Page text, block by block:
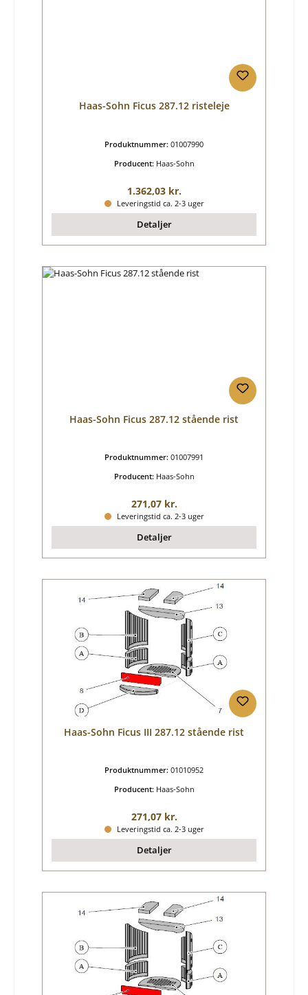
Haas-Sohn Ficus 287.12 risteleje
Produktnummer: 01007990
Producent: Haas-Sohn
Almindelig pris:
1.362,03 kr.
Leveringstid ca. 2-3 uger
Detaljer
Haas-Sohn Ficus 287.12 stående rist
Produktnummer: 01007991
Producent: Haas-Sohn
Almindelig pris:
271,07 kr.
Leveringstid ca. 2-3 uger
Detaljer
Haas-Sohn Ficus III 287.12 stående rist
Produktnummer: 01010952
Producent: Haas-Sohn
Almindelig pris:
271,07 kr.
Leveringstid ca. 2-3 uger
Detaljer